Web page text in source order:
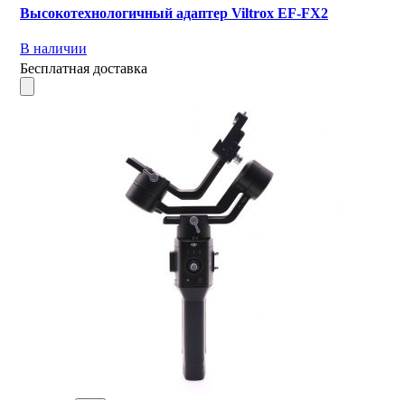
Высокотехнологичный адаптер Viltrox EF-FX2
В наличии
Бесплатная доставка